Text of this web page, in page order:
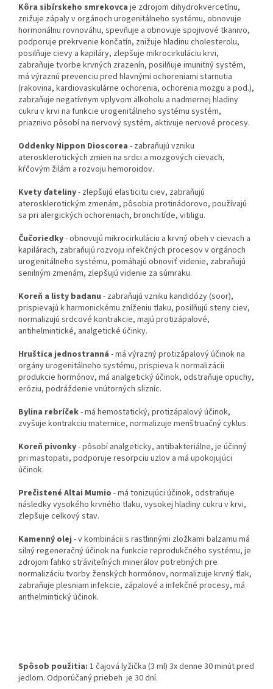
Kôra sibírskeho smrekovca je zdrojom dihydrokvercetínu,
znižuje zápaly v orgánoch urogenitálneho systému, obnovuje
hormonálnu rovnováhu, spevňuje a obnovuje spojivové tkanivo,
podporuje prekrvenie končatín, znižuje hladinu cholesterolu,
posilňuje cievy a kapiláry, zlepšuje mikrocirkuláciu krvi,
zabraňuje tvorbe krvných zrazenín, posilňuje imunitný systém,
má výraznú prevenciu pred hlavnými ochoreniami starnutia
(rakovina, kardiovaskulárne ochorenia, ochorenia mozgu a pod.),
zabraňuje negatívnym vplyvom alkoholu a nadmernej hladiny
cukru v krvi na funkcie urogenitálneho systému systém,
priaznivo pôsobí na nervový systém, aktivuje nervové procesy.
Oddenky Nippon Dioscorea - zabraňujú vzniku
aterosklerotických zmien na srdci a mozgových cievach,
kŕčovým žilám a rozvoju hemoroidov.
Kvety ďateliny- zlepšujú elasticitu ciev, zabraňujú
aterosklerotickým zmenám, pôsobia protinádorovo, používajú
sa pri alergických ochoreniach, bronchitíde, vitiligu.
Čučoriedky- obnovujú mikrocirkuláciu a krvný obeh v cievach a
kapilárach, zabraňujú rozvoju infekčných procesov v orgánoch
urogenitálneho systému, pomáhajú obnoviť videnie, zabraňujú
senilným zmenám, zlepšujú videnie za súmraku.
Koreň a listy badanu - zabraňujú vzniku kandidózy (soor),
prispievajú k harmonickému zníženiu tlaku, posilňujú steny ciev,
normalizujú srdcové kontrakcie, majú protizápalové,
antihelmintické, analgetické účinky.
Hruštica jednostranná - má výrazný protizápalový účinok na
orgány urogenitálneho systému, prispieva k normalizácii
produkcie hormónov, má analgetický účinok, odstraňuje opuchy,
eróziu, podráždenie vnútorných slizníc.
Bylina rebríček- má hemostatický, protizápalový účinok,
zvyšuje kontrakciu maternice, normalizuje menštruačný cyklus.
Koreň pivonky- pôsobí analgeticky, antibakteriálne, je účinný
pri mastopatii, podporuje resorpciu uzlov a má upokojujúci
účinok.
Prečistené Altai Mumio - má tonizujúci účinok, odstraňuje
následky vysokého krvného tlaku, vysokej hladiny cukru v krvi,
zlepšuje celkový stav.
Kamenný olej - v kombinácii s rastlinnými zložkami balzamu má
silný regeneračný účinok na funkcie reprodukčného systému, je
zdrojom ľahko stráviteľných minerálov potrebných pre
normalizáciu tvorby ženských hormónov, normalizuje krvný tlak,
zabraňuje plesniam infekcie, zápalové a infekčné procesy, má
anthelmintický účinok.
Spôsob použitia: 1 čajová lyžička (3 ml) 3x denne 30 minút pred
jedlom. Odporúčaný priebeh je 30 dní.